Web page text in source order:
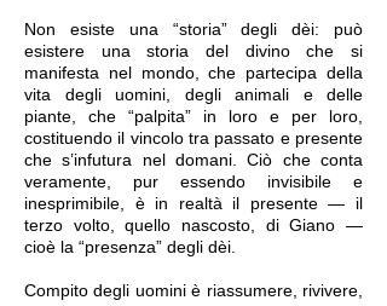
Non esiste una “storia” degli dèi: può
esistere una storia del divino che si
manifesta nel mondo, che partecipa della
vita degli uomini, degli animali e delle
piante, che “palpita” in loro e per loro,
costituendo il vincolo tra passato e presente
che s’infutura nel domani. Ciò che conta
veramente, pur essendo invisibile e
inesprimibile, è in realtà il presente — il
terzo volto, quello nascosto, di Giano —
cioè la “presenza” degli dèi.
Compito degli uomini è riassumere, rivivere,